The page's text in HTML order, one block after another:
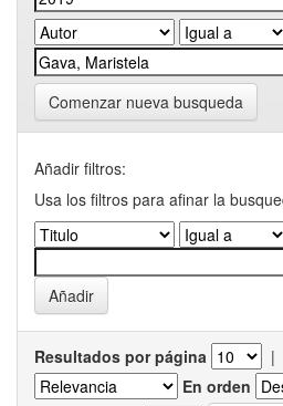
Comenzar nueva busqueda
Añadir filtros:
Usa los filtros para afinar la
Resultados por página |
En orden